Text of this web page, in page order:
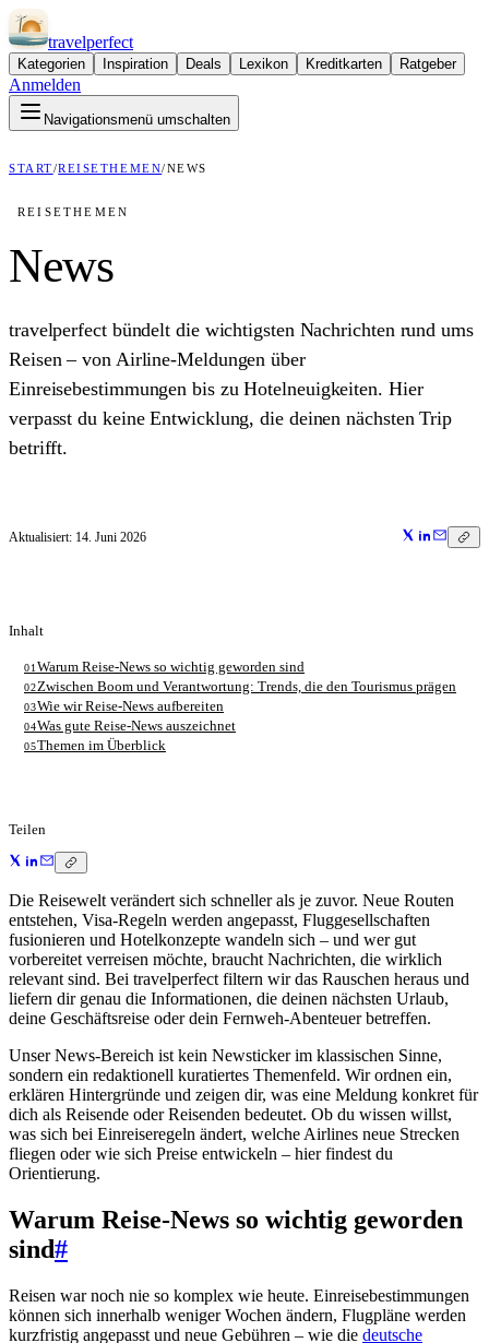
travelperfect
Kategorien Inspiration Deals Lexikon Kreditkarten Ratgeber
Anmelden
Navigationsmenü umschalten
START/REISETHEMEN/NEWS
REISETHEMEN
News
travelperfect bündelt die wichtigsten Nachrichten rund ums
Reisen – von Airline-Meldungen über
Einreisebestimmungen bis zu Hotelneuigkeiten. Hier
verpasst du keine Entwicklung, die deinen nächsten Trip
betrifft.
Aktualisiert: 14. Juni 2026
Inhalt
01 Warum Reise-News so wichtig geworden sind
02Zwischen Boom und Verantwortung: Trends, die den Tourismus prägen
03Wie wir Reise-News aufbereiten
04Was gute Reise-News auszeichnet
05Themen im Überblick
Teilen
Die Reisewelt verändert sich schneller als je zuvor. Neue Routen
entstehen, Visa-Regeln werden angepasst, Fluggesellschaften
fusionieren und Hotelkonzepte wandeln sich – und wer gut
vorbereitet verreisen möchte, braucht Nachrichten, die wirklich
relevant sind. Bei travelperfect filtern wir das Rauschen heraus und
liefern dir genau die Informationen, die deinen nächsten Urlaub,
deine Geschäftsreise oder dein Fernweh-Abenteuer betreffen.
Unser News-Bereich ist kein Newsticker im klassischen Sinne,
sondern ein redaktionell kuratiertes Themenfeld. Wir ordnen ein,
erklären Hintergründe und zeigen dir, was eine Meldung konkret für
dich als Reisende oder Reisenden bedeutet. Ob du wissen willst,
was sich bei Einreiseregeln ändert, welche Airlines neue Strecken
fliegen oder wie sich Preise entwickeln – hier findest du
Orientierung.
Warum Reise-News so wichtig geworden
sind#
Reisen war noch nie so komplex wie heute. Einreisebestimmungen
können sich innerhalb weniger Wochen ändern, Flugpläne werden
kurzfristig angepasst und neue Gebühren – wie die deutsche